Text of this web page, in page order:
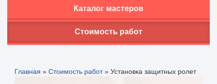
Каталог мастеров
Стоимость работ
Главная » Стоимость работ» Установка защитных ролет